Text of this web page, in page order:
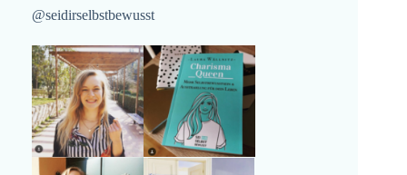
@seidirselbstbewusst